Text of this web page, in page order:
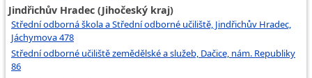
Jindřichův Hradec (Jihočeský kraj)
Střední odborná škola a Střední odborné učiliště, Jindřichův Hradec,
Jáchymova 478
Střední odborné učiliště zemědělské a služeb, Dačice, nám. Republiky
86